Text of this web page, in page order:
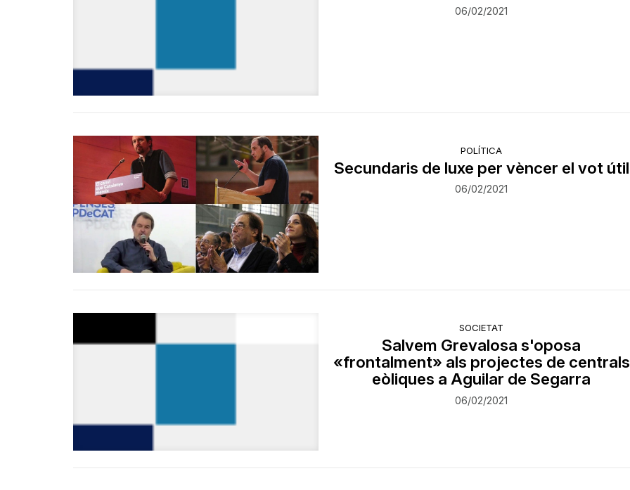
06/02/2021
POLÍTICA
Secundaris de luxe per vèncer el vot útil
06/02/2021
SOCIETAT
Salvem Grevalosa s'oposa
«frontalment» als projectes de centrals
eòliques a Aguilar de Segarra
06/02/2021